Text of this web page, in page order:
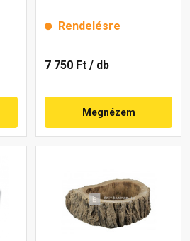
Rendelésre
7 750 Ft / db
Megnézem